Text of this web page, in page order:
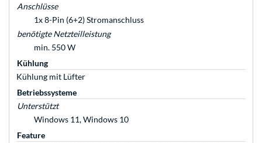
Anschlüsse
1x 8-Pin (6+2) Stromanschluss
benötigte Netzteilleistung
min. 550 W
Kühlung
Kühlung mit Lüfter
Betriebssysteme
Unterstützt
Windows 11, Windows 10
Feature